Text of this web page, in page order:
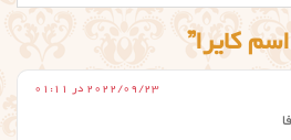
2022/09/23 در 01:11